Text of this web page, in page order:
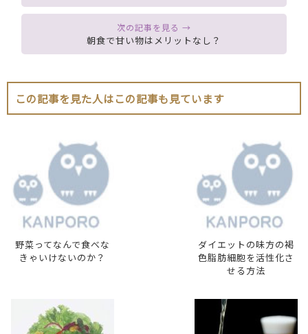
朝食で甘い物はメリットなし？
この記事を見た人はこの記事も見ています
野菜ってなんで食べな
きゃいけないのか？
ダイエットの味方の褐
色脂肪細胞を活性化さ
せる方法